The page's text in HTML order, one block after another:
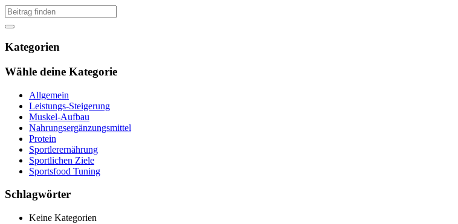
Kategorien
Wähle deine Kategorie
Allgemein
Leistungs-Steigerung
Muskel-Aufbau
Nahrungsergänzungsmittel
Protein
Sportlerernährung
Sportlichen Ziele
Sportsfood Tuning
Schlagwörter
Keine Kategorien